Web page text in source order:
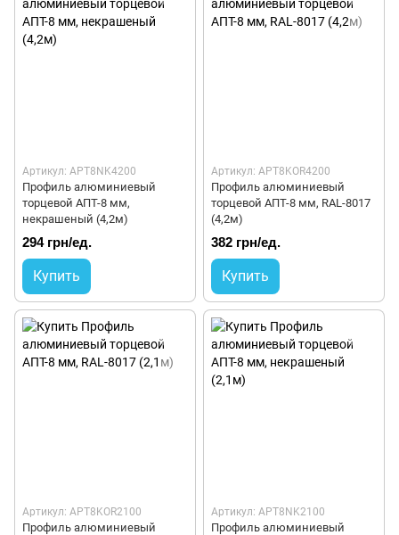
Артикул: APT8NK4200
Профиль алюминиевый
торцевой АПТ-8 мм,
некрашеный (4,2м)
294 грн/ед.
Купить
Артикул: APT8KOR4200
Профиль алюминиевый
торцевой АПТ-8 мм, RAL-8017
(4,2м)
382 грн/ед.
Купить
Артикул: APT8KOR2100
Профиль алюминиевый
Артикул: APT8NK2100
Профиль алюминиевый